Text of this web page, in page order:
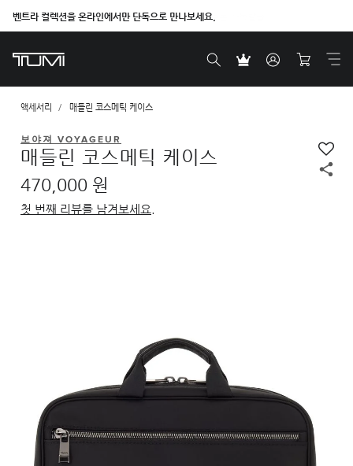
벤트라 컬렉션을 온라인에서만 단독으로 만나보세요.
액세서리 매들린 코스메틱 케이스
보야져 VOYAGEUR
매들린 코스메틱 케이스
470,000 원
첫 번째 리뷰를 남겨보세요.